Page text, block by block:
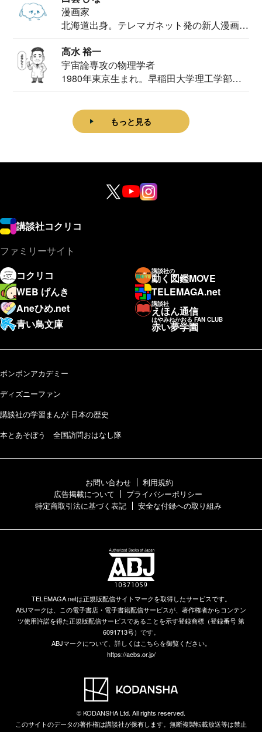
漫画家
北海道出身。テレマガネット発の新人漫画
高水 裕一
宇宙論専攻の物理学者
1980年東京生まれ。早稲田大学理工学部物
もっと見る
講談社コクリコ
ファミリーサイト
コクリコ
講談社の
動く図鑑MOVE
WEB げんき
TELEMAGA.net
Aneひめ.net
講談社
えほん通信
青い鳥文庫
はやみねかおる FAN CLUB
赤い夢学園
ボンボンアカデミー
ディズニーファン
講談社の学習まんが 日本の歴史
本とあそぼう 全国訪問おはなし隊
お問い合わせ
利用規約
広告掲載について
プライバシーポリシー
特定商取引法に基づく表記
安全な付録への取り組み
TELEMAGA.netは正規版配信サイトマークを取得したサービスです。
ABJマークは、この電子書店・電子書籍配信サービスが、著作権者からコンテン
ツ使用許諾を得た正規版配信サービスであることを示す登録商標（登録番号 第
6091713号）です。
ABJマークについて、詳しくはこちらを御覧ください。
https://aebs.or.jp/
© KODANSHA Ltd. All rights reserved.
このサイトのデータの著作権は講談社が保有します。無断複製転載放送等は禁止